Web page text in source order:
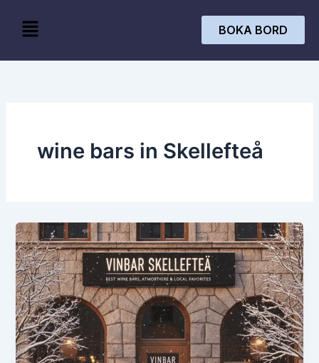
Menu BOKA BORD
wine bars in Skellefteå